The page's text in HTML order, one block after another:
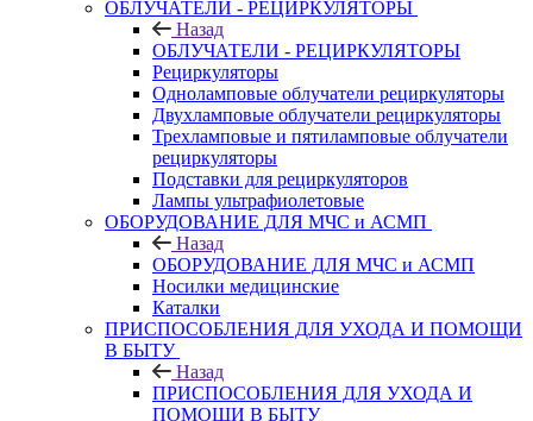
ОБЛУЧАТЕЛИ - РЕЦИРКУЛЯТОРЫ
Назад
ОБЛУЧАТЕЛИ - РЕЦИРКУЛЯТОРЫ
Рециркуляторы
Одноламповые облучатели рециркуляторы
Двухламповые облучатели рециркуляторы
Трехламповые и пятиламповые облучатели
рециркуляторы
Подставки для рециркуляторов
Лампы ультрафиолетовые
ОБОРУДОВАНИЕ ДЛЯ МЧС и АСМП
Назад
ОБОРУДОВАНИЕ ДЛЯ МЧС и АСМП
Носилки медицинские
Каталки
ПРИСПОСОБЛЕНИЯ ДЛЯ УХОДА И ПОМОЩИ
В БЫТУ
Назад
ПРИСПОСОБЛЕНИЯ ДЛЯ УХОДА И
ПОМОЩИ В БЫТУ